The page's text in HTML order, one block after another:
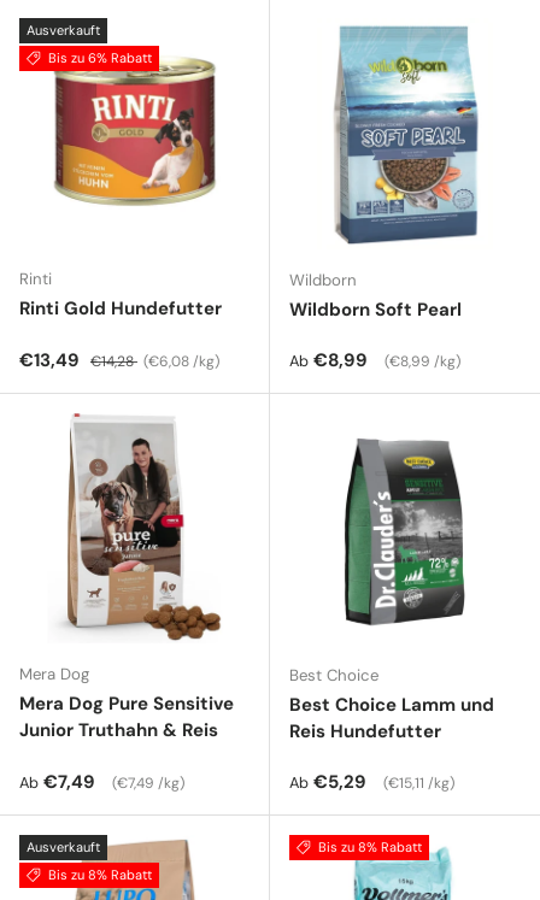
Ausverkauft
Bis zu 6% Rabatt
Rinti
Rinti Gold Hundefutter
Verkaufspreis
€13,49 Normaler Preis
€14,28 Grundpreis
€6,08 /kg
Wildborn
Wildborn Soft Pearl
Normaler Preis
Ab €8,99 Grundpreis
€8,99 /kg
Mera Dog
Mera Dog Pure Sensitive
Junior Truthahn & Reis
Normaler Preis
Ab €7,49 Grundpreis
€7,49 /kg
Best Choice
Best Choice Lamm und
Reis Hundefutter
Normaler Preis
Ab €5,29 Grundpreis
€15,11 /kg
Ausverkauft
Bis zu 8% Rabatt
Bis zu 8% Rabatt